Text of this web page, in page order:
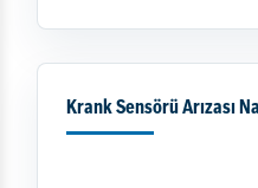
Krank Sensörü Arızası